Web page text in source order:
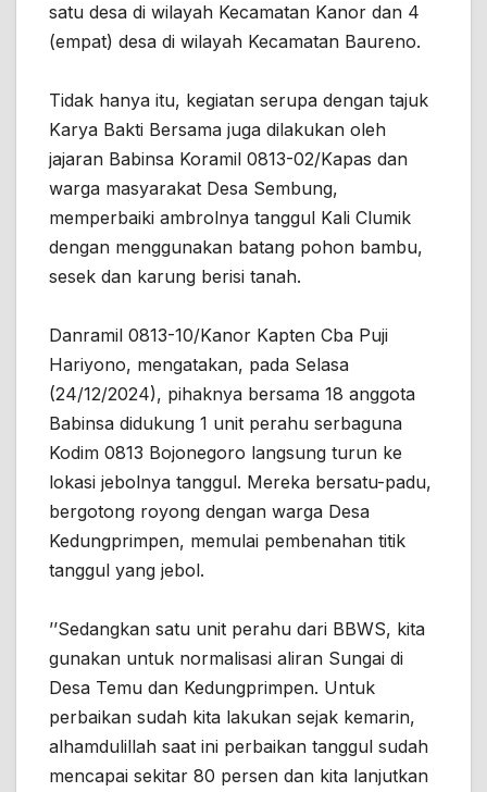
satu desa di wilayah Kecamatan Kanor dan 4
(empat) desa di wilayah Kecamatan Baureno.
Tidak hanya itu, kegiatan serupa dengan tajuk
Karya Bakti Bersama juga dilakukan oleh
jajaran Babinsa Koramil 0813-02/Kapas dan
warga masyarakat Desa Sembung,
memperbaiki ambrolnya tanggul Kali Clumik
dengan menggunakan batang pohon bambu,
sesek dan karung berisi tanah.
Danramil 0813-10/Kanor Kapten Cba Puji
Hariyono, mengatakan, pada Selasa
(24/12/2024), pihaknya bersama 18 anggota
Babinsa didukung 1 unit perahu serbaguna
Kodim 0813 Bojonegoro langsung turun ke
lokasi jebolnya tanggul. Mereka bersatu-padu,
bergotong royong dengan warga Desa
Kedungprimpen, memulai pembenahan titik
tanggul yang jebol.
’’Sedangkan satu unit perahu dari BBWS, kita
gunakan untuk normalisasi aliran Sungai di
Desa Temu dan Kedungprimpen. Untuk
perbaikan sudah kita lakukan sejak kemarin,
alhamdulillah saat ini perbaikan tanggul sudah
mencapai sekitar 80 persen dan kita lanjutkan